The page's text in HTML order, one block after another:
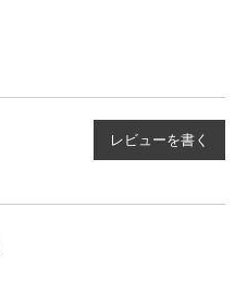
レビューを書く